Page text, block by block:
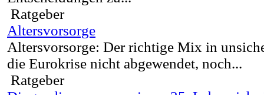
Ratgeber
Altersvorsorge
Altersvorsorge: Der richtige Mix in
die Eurokrise nicht abgewendet, noch...
Ratgeber